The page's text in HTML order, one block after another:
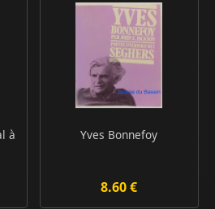
à
Yves Bonnefoy
8.60 €